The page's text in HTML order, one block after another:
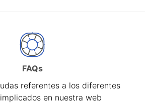
FAQs
referentes a los diferentes
en nuestra web